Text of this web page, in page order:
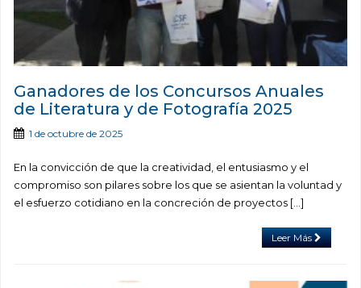
Ganadores de los Concursos Anuales
de Literatura y de Fotografía 2025
1 de octubre de 2025
En la convicción de que la creatividad, el entusiasmo y el
compromiso son pilares sobre los que se asientan la voluntad y
el esfuerzo cotidiano en la concreción de proyectos […]
Leer Más